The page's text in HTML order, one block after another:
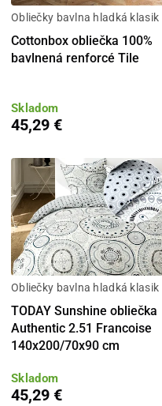
Obliečky bavlna hladká klasik
Cottonbox obliečka 100%
bavlnená renforcé Tile
Skladom
45,29 €
Obliečky bavlna hladká klasik
TODAY Sunshine obliečka
Authentic 2.51 Francoise
140x200/70x90 cm
Skladom
45,29 €